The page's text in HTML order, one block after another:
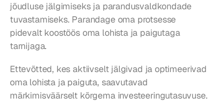
jõudluse jälgimiseks ja parandusvaldkondade
tuvastamiseks. Parandage oma protsesse
pidevalt koostöös oma lohista ja paigutaga
tarnijaga.
Ettevõtted, kes aktiivselt jälgivad ja optimeerivad
oma lohista ja paiguta, saavutavad
märkimisväärselt kõrgema investeeringutasuvuse.